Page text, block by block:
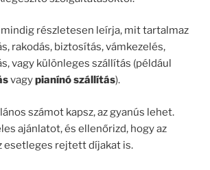
mindig részletesen leírja, mit tartalmaz
rakodás, biztosítás, vámkezelés,
vagy különleges szállítás (például
vagypianínó szállítás).
számot kapsz, az gyanús lehet.
ajánlatot, és ellenőrizd, hogy az
esetleges rejtett díjakat is.